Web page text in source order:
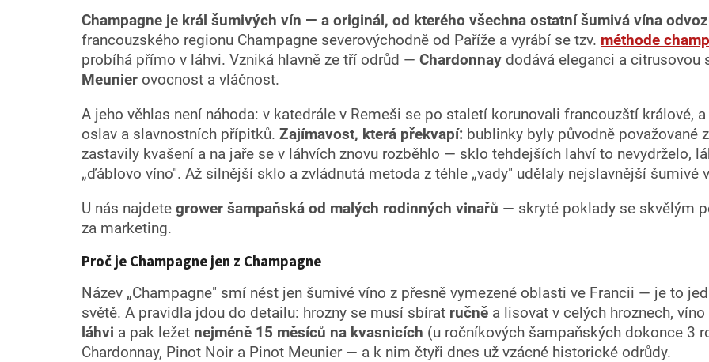
Champagne je král šumivých vín — a originál, od kterého všechna ostatní šumivá vína
francouzského regionu Champagne severovýchodně od Paříže a vyrábí se tzv. méthode
probíhá přímo v láhvi. Vzniká hlavně ze tří odrůd — Chardonnay dodává eleganci a citrusovou
Meunier ovocnost a vláčnost.
A jeho věhlas není náhoda: v katedrále v Remeši se po staletí korunovali francouzští králové,
oslav a slavnostních přípitků. Zajímavost, která překvapí: bublinky byly původně považované
zastavily kvašení a na jaře se v láhvích znovu rozběhlo — sklo tehdejších lahví to nevydrželo,
„ďáblovo víno". Až silnější sklo a zvládnutá metoda z téhle „vady" udělaly nejslavnější šumivé
U nás najdete grower šampaňská od malých rodinných vinařů — skryté poklady se skvělým
za marketing.
Proč je Champagne jen z Champagne
Název „Champagne" smí nést jen šumivé víno z přesně vymezené oblasti ve Francii — je to
světě. A pravidla jdou do detailu: hrozny se musí sbírat ručně a lisovat v celých hroznech,
láhvi a pak ležet nejméně 15 měsíců na kvasnicích (u ročníkových šampaňských dokonce 3
Chardonnay, Pinot Noir a Pinot Meunier — a k nim čtyři dnes už vzácné historické odrůdy.